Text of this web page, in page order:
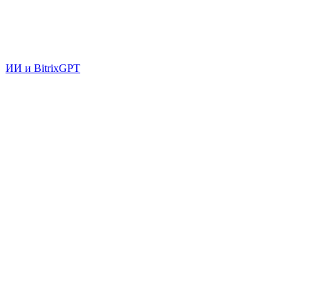
ИИ и BitrixGPT